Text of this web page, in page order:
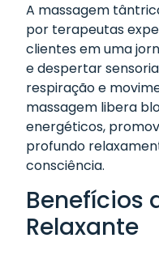
A massagem
por terapeutas
clientes em uma
e despertar
respiração e
massagem libera
energéticos,
profundo
consciência.
Benefícios
Relaxante